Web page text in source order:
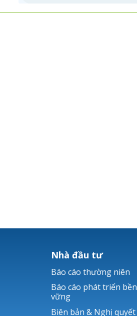
Nhà đầu tư
Báo cáo thường niên
Báo cáo phát triển bền
vững
Biên bản & Nghị quyết